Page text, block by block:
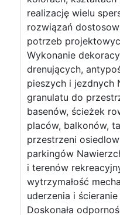
realizację wielu
rozwiązań
potrzeb
Wykonanie
drenujących,
pieszych i jezdnych
granulatu do
basenów, ścieżek
placów, balkonów,
przestrzeni
parkingów
i terenów
wytrzymałość
uderzenia i
Doskonała